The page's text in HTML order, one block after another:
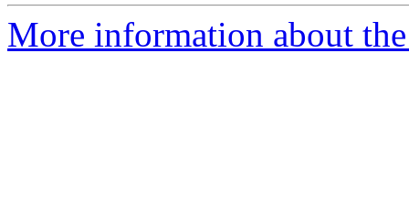
More information about